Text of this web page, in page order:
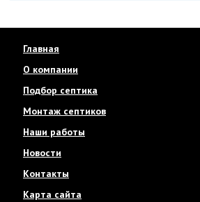
Главная
О компании
Подбор септика
Монтаж септиков
Наши работы
Новости
Контакты
Карта сайта